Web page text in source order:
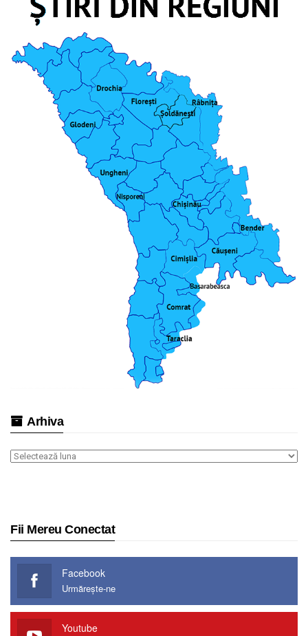
Arhiva
Arhiva
Fii Mereu Conectat
Facebook
Urmărește-ne
Youtube